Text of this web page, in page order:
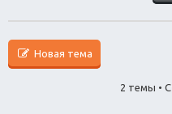
Новая тема
2 темы •